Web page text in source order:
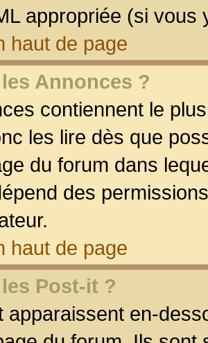
appropriée (si vous
haut de page
Annonces ?
contiennent le
les lire dès que
du forum dans
des
haut de page
Post-it ?
apparaissent en-